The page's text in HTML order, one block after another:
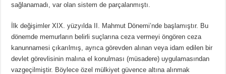
sağlanamadı, var olan sistem de parçalanmıştı.
İlk değişimler XIX. yüzyılda II. Mahmut Dönemi’nde başlamıştır. Bu
dönemde memurların belirli suçlarına ceza vermeyi öngören ceza
kanunnamesi çıkarılmış, ayrıca görevden alınan veya idam edilen bir
devlet görevlisinin malına el konulması (müsadere) uygulamasından
vazgeçilmiştir. Böylece özel mülkiyet güvence altına alınmak